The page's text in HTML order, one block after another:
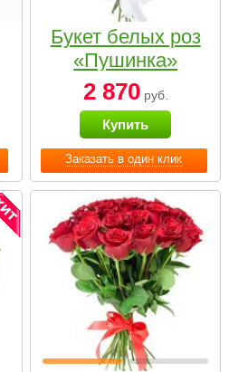
Заказать в один клик
Букет белых роз
«Пушинка»
2 870руб.
Купить